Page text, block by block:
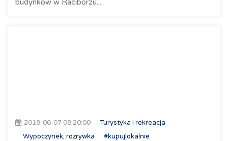
budynków w Raciborzu...
2018-06-07 08:20:00
Turystyka i rekreacja
Wypoczynek, rozrywka
#kupujlokalnie